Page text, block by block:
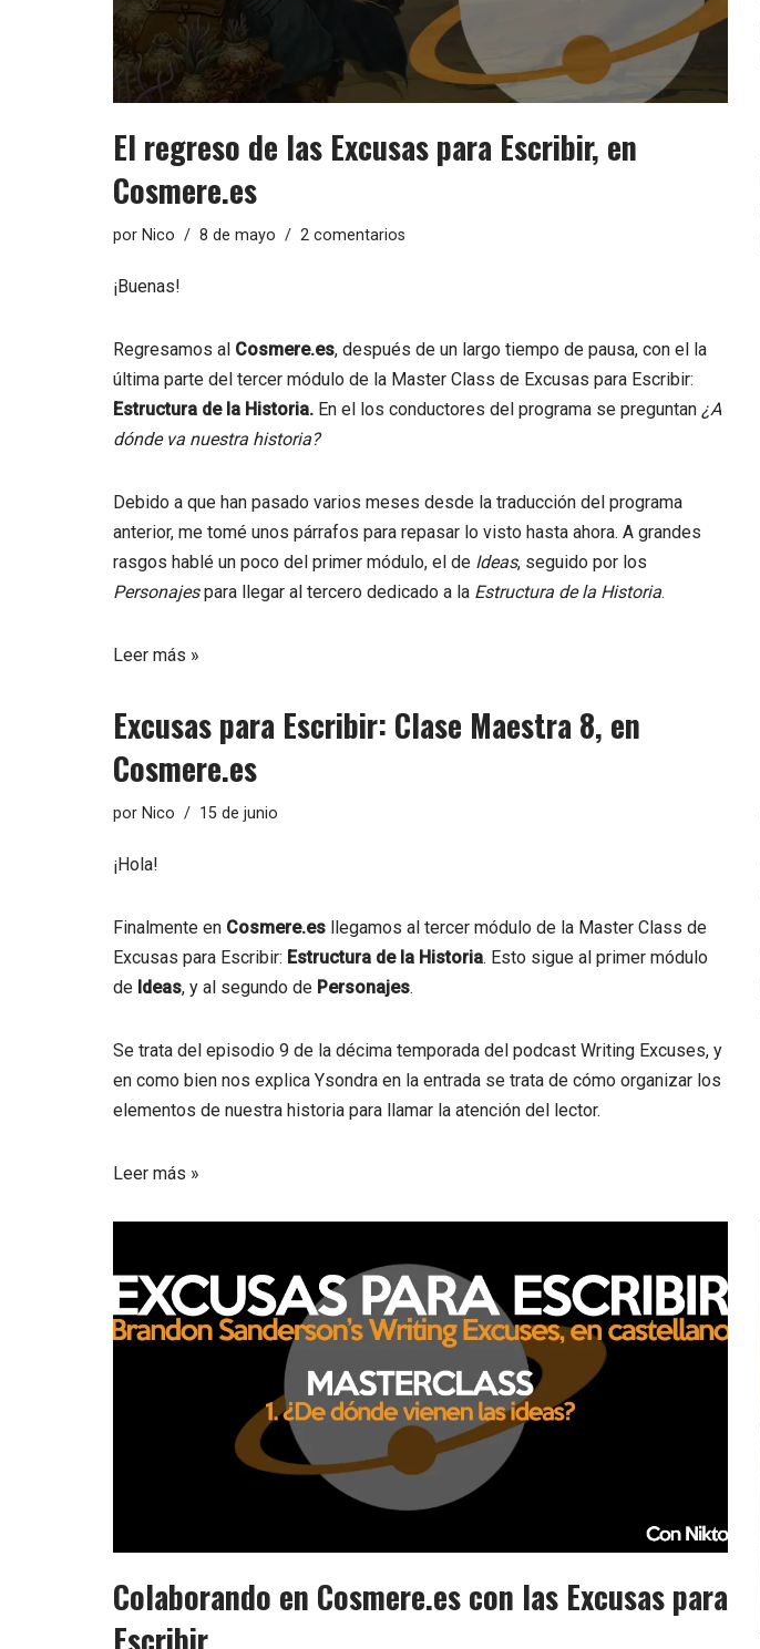
El regreso de las Excusas para Escribir, en
Cosmere.es
por Nico 8 de mayo 2 comentarios
¡Buenas!
Regresamos al Cosmere.es, después de un largo tiempo de pausa, con el la
última parte del tercer módulo de la Master Class de Excusas para Escribir:
Estructura de la Historia. En el los conductores del programa se preguntan ¿A
dónde va nuestra historia?
Debido a que han pasado varios meses desde la traducción del programa
anterior, me tomé unos párrafos para repasar lo visto hasta ahora. A grandes
rasgos hablé un poco del primer módulo, el de Ideas, seguido por los
Personajespara llegar al tercero dedicado a la Estructura de la Historia.
Leer más »
Excusas para Escribir: Clase Maestra 8, en
Cosmere.es
por Nico 15 de junio
¡Hola!
Finalmente en Cosmere.es llegamos al tercer módulo de la Master Class de
Excusas para Escribir: Estructura de la Historia. Esto sigue al primer módulo
de Ideas, y al segundo de Personajes.
Se trata del episodio 9 de la décima temporada del podcast Writing Excuses, y
en como bien nos explica Ysondra en la entrada se trata de cómo organizar los
elementos de nuestra historia para llamar la atención del lector.
Leer más »
Colaborando en Cosmere.es con las Excusas para
Escribir